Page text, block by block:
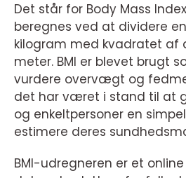
Det står for Body Mass
beregnes ved at dividere
kilogram med kvadratet af
meter. BMI er blevet brugt
vurdere overvægt og
det har været i stand til at
og enkeltpersoner en
estimere deres
BMI-udregneren er et